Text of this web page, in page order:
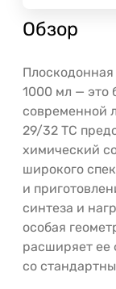
Обзор
1000 мл — это
современной
29/32 ТС
химический
широкого
и
синтеза и
особая
расширяет ее
со